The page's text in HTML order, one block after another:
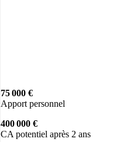
75 000 €
Apport personnel
400 000 €
CA potentiel après 2 ans